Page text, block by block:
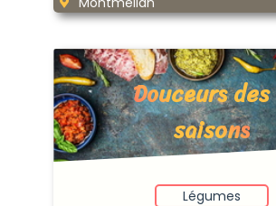
Douceurs
saisons
Légumes